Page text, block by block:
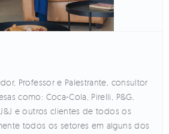
Professor e Palestrante, consultor
como: Coca-Cola, Pirelli, P&G,
e outros clientes de todos os
todos os setores em alguns dos